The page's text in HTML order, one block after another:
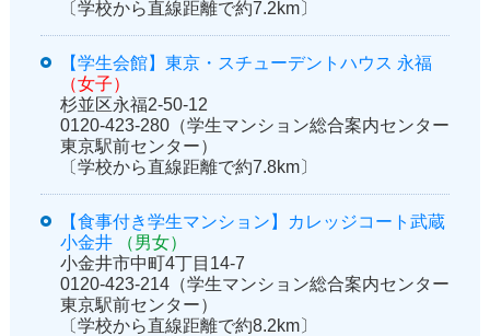
〔学校から直線距離で約7.2km〕
【学生会館】東京・スチューデントハウス 永福
（女子）
杉並区永福2-50-12
0120-423-280（学生マンション総合案内センター
東京駅前センター）
〔学校から直線距離で約7.8km〕
【食事付き学生マンション】カレッジコート武蔵
小金井
（男女）
小金井市中町4丁目14-7
0120-423-214（学生マンション総合案内センター
東京駅前センター）
〔学校から直線距離で約8.2km〕